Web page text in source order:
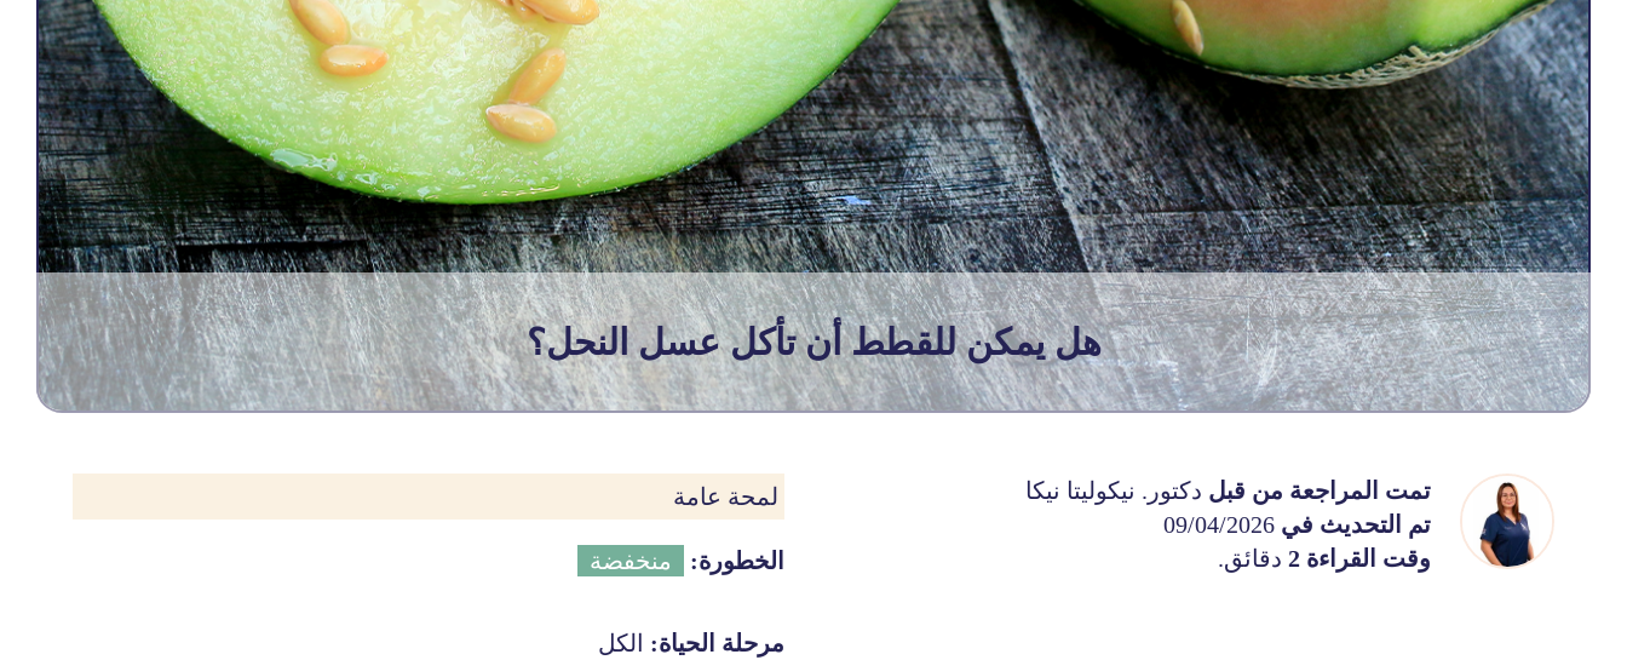
هل يمكن للقطط أن تأكل عسل النحل؟
تمت المراجعة من قبل دكتور. نيكوليتا نيكا
تم التحديث في
وقت القراءة 2
دقائق.
لمحة عامة
الخطورة: منخفضة
مرحلة الحياة: الكل